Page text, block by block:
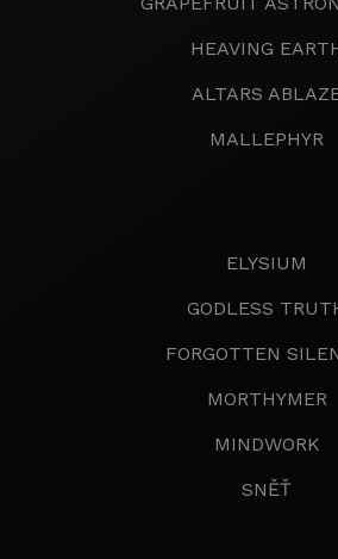
HEAVING
ALTARS
MALLEPHYR
ELYSIUM
GODLESS
FORGOTTEN
MORTHYMER
MINDWORK
SNĚŤ